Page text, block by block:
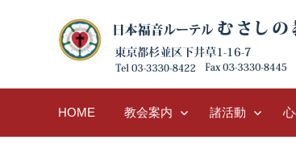
HOME 教会案内 諸活動